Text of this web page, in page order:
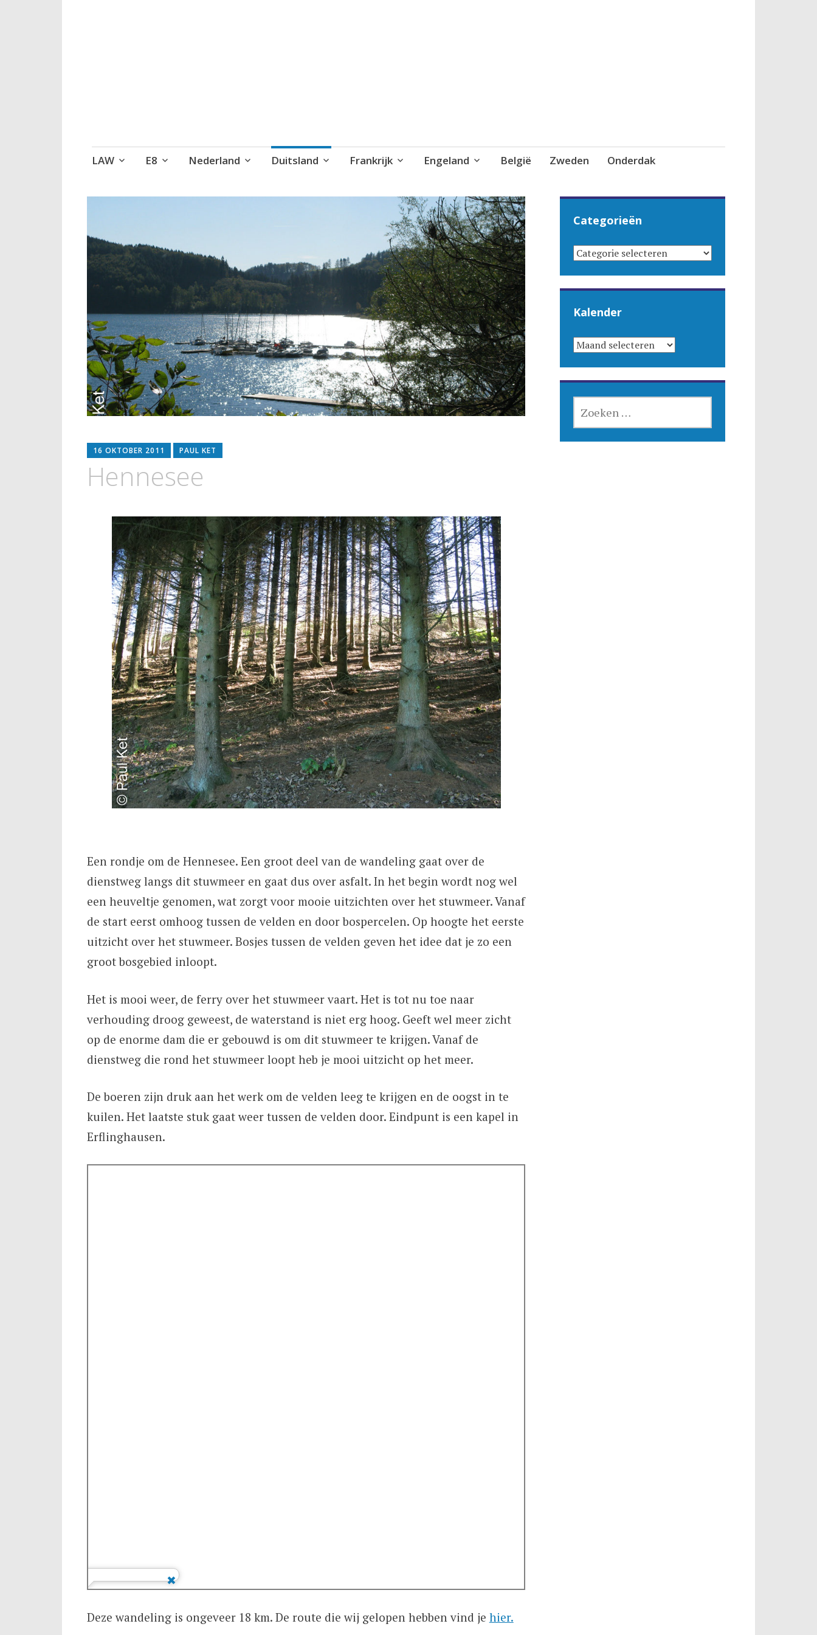
Naar
LAW E8 Nederland Duitsland Frankrijk Engeland België Zweden Onderdak
16 OKTOBER 2011 PAUL KET
Hennesee
Een rondje om de Hennesee. Een groot deel van de wandeling gaat over de
dienstweg langs dit stuwmeer en gaat dus over asfalt. In het begin wordt nog wel
een heuveltje genomen, wat zorgt voor mooie uitzichten over het stuwmeer. Vanaf
de start eerst omhoog tussen de velden en door bospercelen. Op hoogte het eerste
uitzicht over het stuwmeer. Bosjes tussen de velden geven het idee dat je zo een
groot bosgebied inloopt.
Het is mooi weer, de ferry over het stuwmeer vaart. Het is tot nu toe naar
verhouding droog geweest, de waterstand is niet erg hoog. Geeft wel meer zicht
op de enorme dam die er gebouwd is om dit stuwmeer te krijgen. Vanaf de
dienstweg die rond het stuwmeer loopt heb je mooi uitzicht op het meer.
De boeren zijn druk aan het werk om de velden leeg te krijgen en de oogst in te
kuilen. Het laatste stuk gaat weer tussen de velden door. Eindpunt is een kapel in
Erflinghausen.
Deze wandeling is ongeveer 18 km. De route die wij gelopen hebben vind je hier.
Categorieën
CATEGORIEËN
Kalender
KALENDER
NAAR: